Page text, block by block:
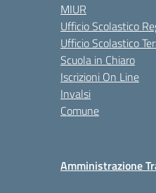
MIUR
Ufficio Scolastico
Ufficio Scolastico
Scuola in Chiaro
Iscrizioni On Line
Invalsi
Comune
Amministrazione